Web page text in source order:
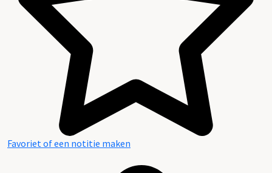
Favoriet of een notitie maken